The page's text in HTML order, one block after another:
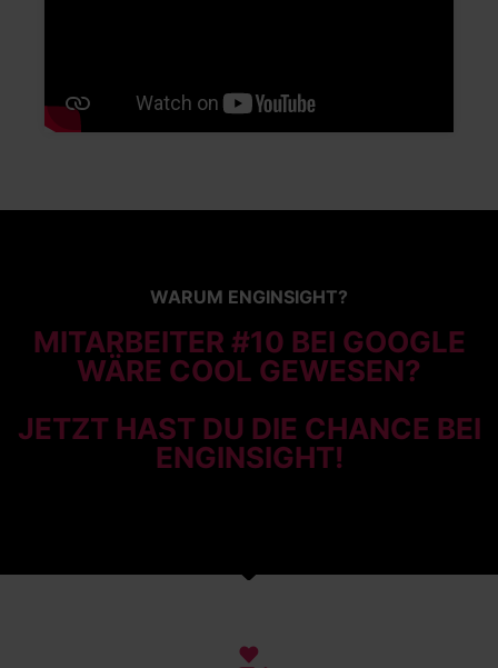
WARUM ENGINSIGHT?
MITARBEITER #10 BEI GOOGLE
WÄRE COOL GEWESEN?
JETZT HAST DU DIE CHANCE BEI
ENGINSIGHT!